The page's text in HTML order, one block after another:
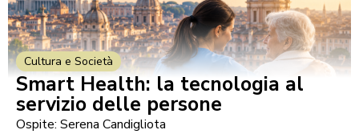
Cultura e Società
Smart Health: la tecnologia al
servizio delle persone
Ospite: Serena Candigliota